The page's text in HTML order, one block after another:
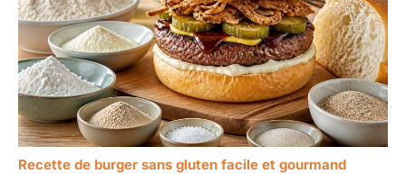
Recette de burger sans gluten facile et gourmand